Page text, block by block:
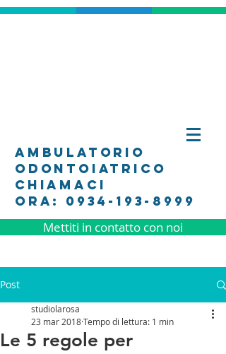
ambulatorio
odontoiatrico
Chiamaci
Ora: 0934-193-8999
Mettiti in contatto con noi
Post
Le 5 regole per
studiolarosa
23 mar 2018Tempo di lettura: 1 min